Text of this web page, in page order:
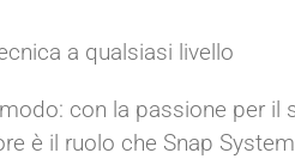
a qualsiasi livello
con la passione per
è il ruolo che Snap